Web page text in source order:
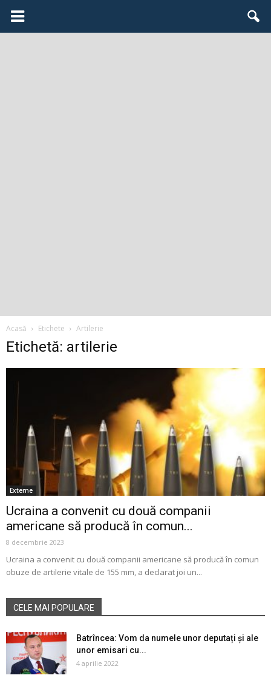
Acasă Etichete Artilerie
Etichetă: artilerie
Externe
Ucraina a convenit cu două companii
americane să producă în comun...
8 decembrie 2023
Ucraina a convenit cu două companii americane să producă în comun
obuze de artilerie vitale de 155 mm, a declarat joi un...
CELE MAI POPULARE
Batrîncea: Vom da numele unor deputați și ale
unor emisari cu...
4 aprilie 2022